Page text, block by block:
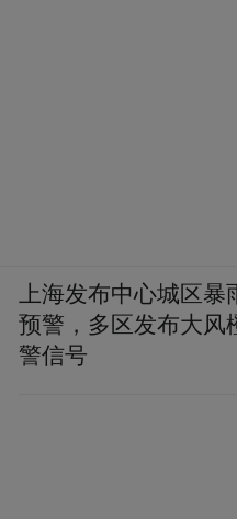
上海发布中心城区暴
预警，多区发布大风
警信号